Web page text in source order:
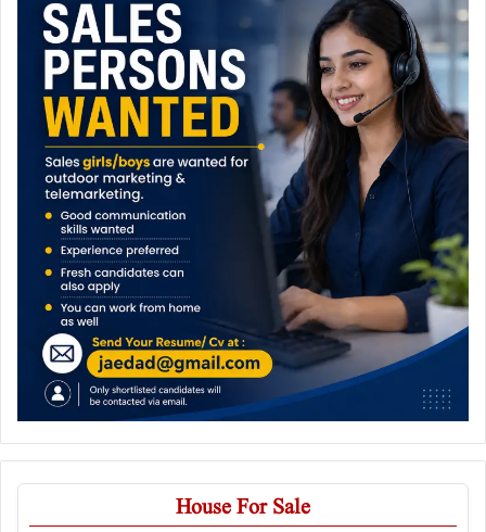
House For Sale